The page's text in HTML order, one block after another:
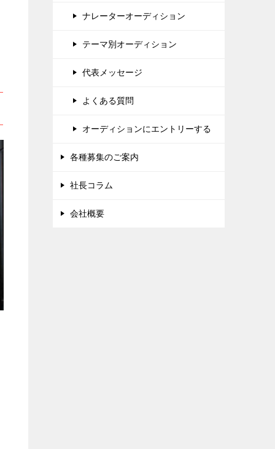
ナレーターオーディション
テーマ別オーディション
代表メッセージ
よくある質問
オーディションにエントリーする
各種募集のご案内
社長コラム
会社概要